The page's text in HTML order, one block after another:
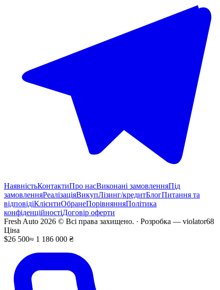
НаявністьКонтактиПро насВиконані замовленняПід
замовленняРеалізаціяВикупЛізинг/кредитБлогПитання та
відповідіКлієнтиОбранеПорівнянняПолітика
конфіденційностіДоговір оферти
Fresh Auto 2026 © Всі права захищено. · Розробка — violator68
Ціна
$26 500≈ 1 186 000 ₴